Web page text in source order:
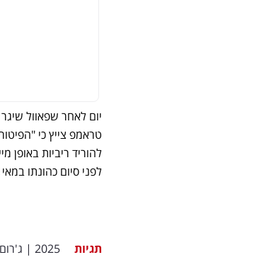
טראמפ צייץ כי
להוריד ריביות באופן
לפני סיום כהונתו במאי 2026.
תגיות 2025
|